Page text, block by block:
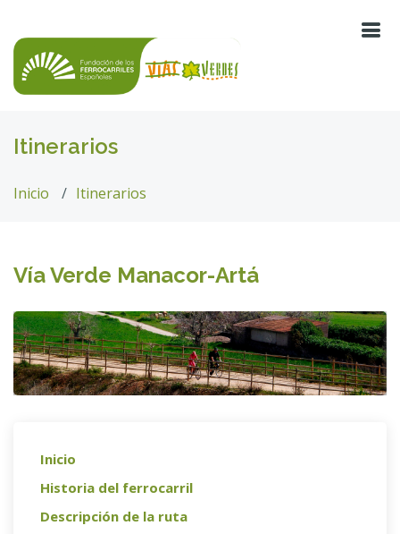
Itinerarios
Inicio Itinerarios
Vía Verde Manacor-Artá
Inicio
Historia del ferrocarril
Descripción de la ruta